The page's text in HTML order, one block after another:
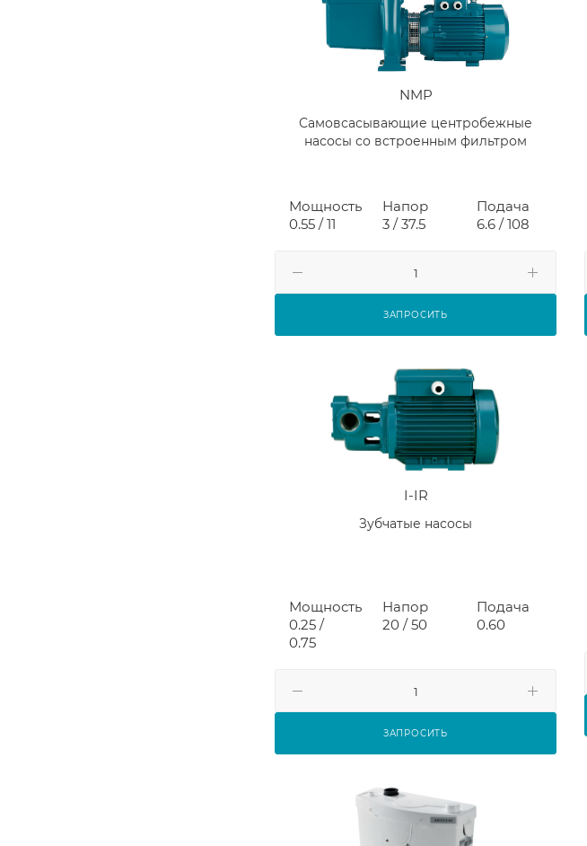
NMP
Самовсасывающие центробежные
насосы со встроенным фильтром
Мощность
0.55 / 11
Напор
3 / 37.5
Подача
6.6 / 108
ЗАПРОСИТЬ
I-IR
Зубчатые насосы
Мощность
0.25 /
0.75
Напор
20 / 50
Подача
0.60
ЗАПРОСИТЬ